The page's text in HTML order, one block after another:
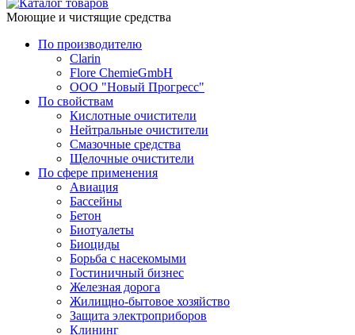
Моющие и чистящие средства
По производителю
Clarin
Flore ChemieGmbH
ООО "Новый Прогресс"
По свойствам
Кислотные очистители
Нейтральные очистители
Смазочные средства
Щелочные очистители
По сфере применения
Авиация
Бассейны
Бетон
Биотуалеты
Биоциды
Борьба с насекомыми
Гостиничный бизнес
Железная дорога
Жилищно-бытовое хозяйство
Защита электроприборов
Клининг